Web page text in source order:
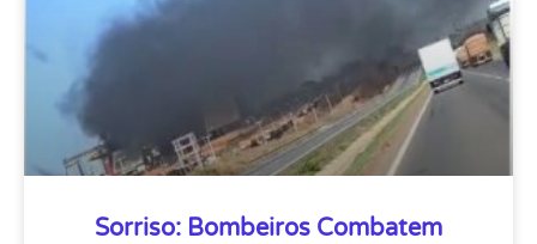
Sorriso: Bombeiros Combatem